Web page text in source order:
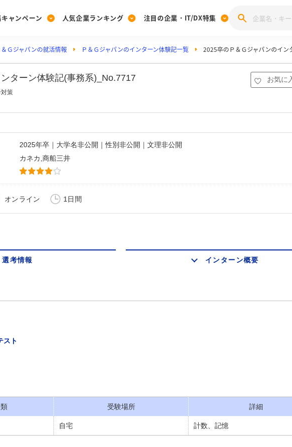
ャンペーン
Post
投稿する
[27卒] 本選考体験記投稿キャンペーン
人気企業ランキング
Ranking
ランキングを見る
みんなのDX企業就職ブランド調査
Vote
投票する
注目の企業・IT/DX特集
PickUp
注目の企業特集
動画で知ろう！業界・企業研究
＆Ｇジャパンの就活情報 Ｐ＆Ｇジャパンのインターン体験記一覧 2025卒のＰ＆Ｇジャパンのイン
ターン体験記(事務系)_No.7717 お気に
策
2025年卒｜大学名非公開｜性別非公開｜文理非公開
カネカ,商船三井
オンライン 1日間
選考情報 インターン概要
スト
受験場所 詳細
自宅 計数、記憶